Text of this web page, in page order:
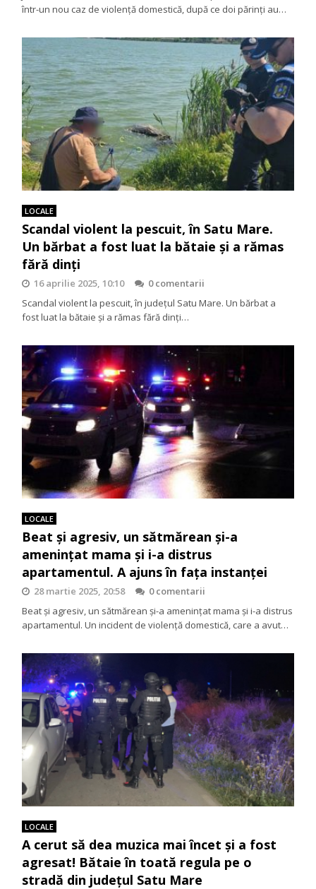
într-un nou caz de violență domestică, după ce doi părinți au…
LOCALE
Scandal violent la pescuit, în Satu Mare.
Un bărbat a fost luat la bătaie și a rămas
fără dinți
16 aprilie 2025, 10:10
0 comentarii
Scandal violent la pescuit, în județul Satu Mare. Un bărbat a
fost luat la bătaie și a rămas fără dinți…
LOCALE
Beat și agresiv, un sătmărean și-a
amenințat mama și i-a distrus
apartamentul. A ajuns în fața instanței
28 martie 2025, 20:58
0 comentarii
Beat și agresiv, un sătmărean și-a amenințat mama și i-a distrus
apartamentul. Un incident de violență domestică, care a avut…
LOCALE
A cerut să dea muzica mai încet și a fost
agresat! Bătaie în toată regula pe o
stradă din județul Satu Mare